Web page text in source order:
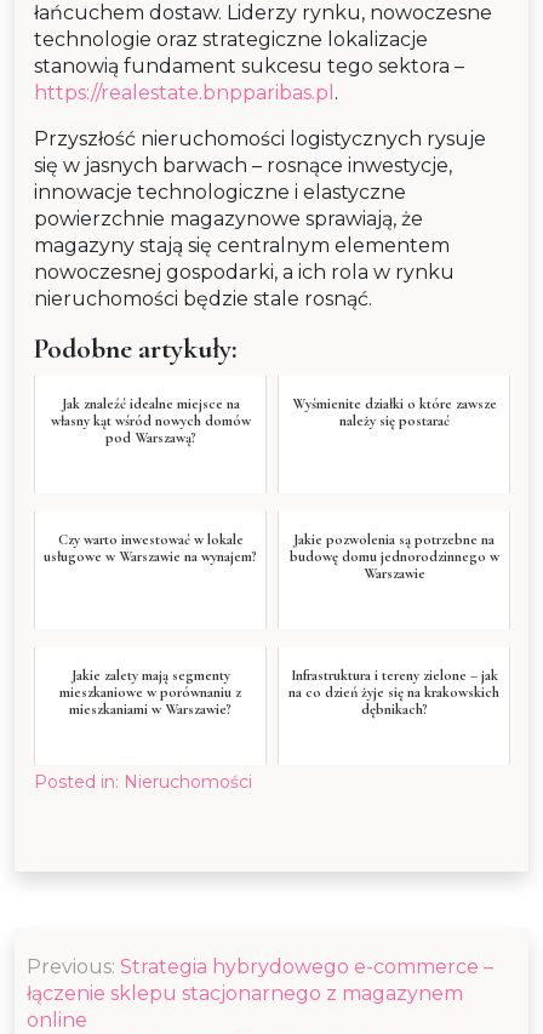
łańcuchem dostaw. Liderzy rynku, nowoczesne
technologie oraz strategiczne lokalizacje
stanowią fundament sukcesu tego sektora –
https://realestate.bnpparibas.pl .
Przyszłość nieruchomości logistycznych rysuje
się w jasnych barwach – rosnące inwestycje,
innowacje technologiczne i elastyczne
powierzchnie magazynowe sprawiają, że
magazyny stają się centralnym elementem
nowoczesnej gospodarki, a ich rola w rynku
nieruchomości będzie stale rosnąć.
Podobne artykuły:
Jak znaleźć idealne miejsce na
własny kąt wśród nowych domów
pod Warszawą?
Wyśmienite działki o które zawsze
należy się postarać
Czy warto inwestować w lokale
usługowe w Warszawie na wynajem?
Jakie pozwolenia są potrzebne na
budowę domu jednorodzinnego w
Warszawie
Jakie zalety mają segmenty
mieszkaniowe w porównaniu z
mieszkaniami w Warszawie?
Infrastruktura i tereny zielone – jak
na co dzień żyje się na krakowskich
dębnikach?
Posted in: Nieruchomości
Nawigacja
wpisu
Previous: Strategia hybrydowego e-commerce –
łączenie sklepu stacjonarnego z magazynem
online